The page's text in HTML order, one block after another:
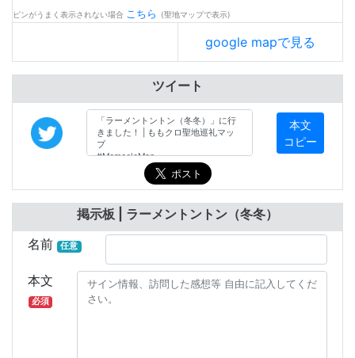
ピンがうまく表示されない場合 こちら (聖地マップで表示)
google mapで見る
ツイート
本文
コピー
掲示板 | ラーメントントン（冬冬）
名前
任意
本文
必須